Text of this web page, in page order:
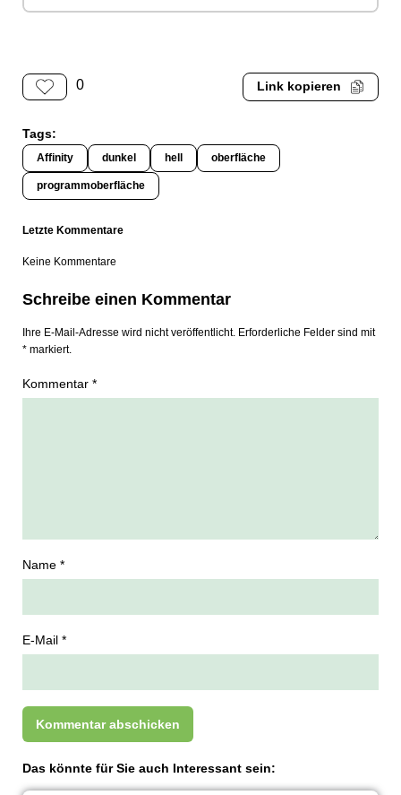
0 Link kopieren
Tags:
Affinity dunkel hell oberfläche
programmoberfläche
Letzte Kommentare
Keine Kommentare
Schreibe einen Kommentar
Ihre E-Mail-Adresse wird nicht veröffentlicht. Erforderliche Felder sind mit
* markiert.
Kommentar *
Name *
E-Mail *
Das könnte für Sie auch Interessant sein: